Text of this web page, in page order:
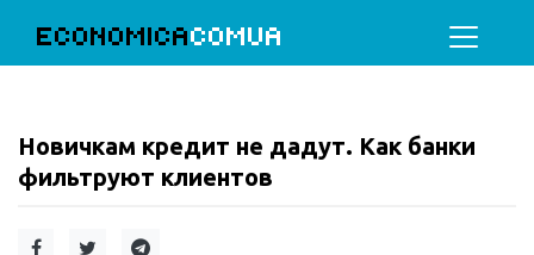
ECONOMICACOMUA
Новичкам кредит не дадут. Как банки
фильтруют клиентов